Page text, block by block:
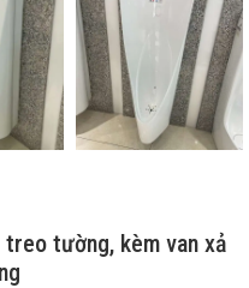
treo tường, kèm van xả